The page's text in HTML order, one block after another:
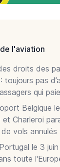
l'aviation
droits des
: toujours pas
qui
Belgique
et Charleroi
vols annulés
le 3
toute